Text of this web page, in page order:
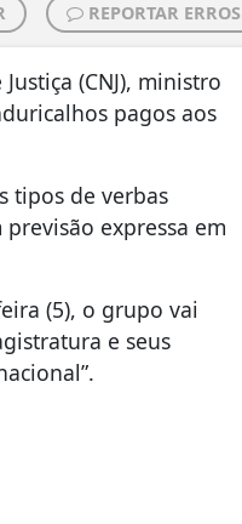
REPORTAR ERROS
(CNJ), ministro
pagos aos
tipos de verbas
expressa em
(5), o grupo vai
e seus